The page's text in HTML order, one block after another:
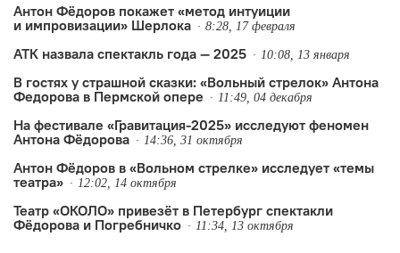
Антон Фёдоров покажет «метод интуиции
и импровизации» Шерлока
8:28, 17 февраля
АТК назвала спектакль года — 2025 10:08, 13 января
В гостях у страшной сказки: «Вольный стрелок» Антона
Федорова в Пермской опере
11:49, 04 декабря
На фестивале «Гравитация-2025» исследуют феномен
Антона Фёдорова
14:36, 31 октября
Антон Фёдоров в «Вольном стрелке» исследует «темы
театра»
12:02, 14 октября
Театр «ОКОЛО» привезёт в Петербург спектакли
Фёдорова и Погребничко
11:34, 13 октября